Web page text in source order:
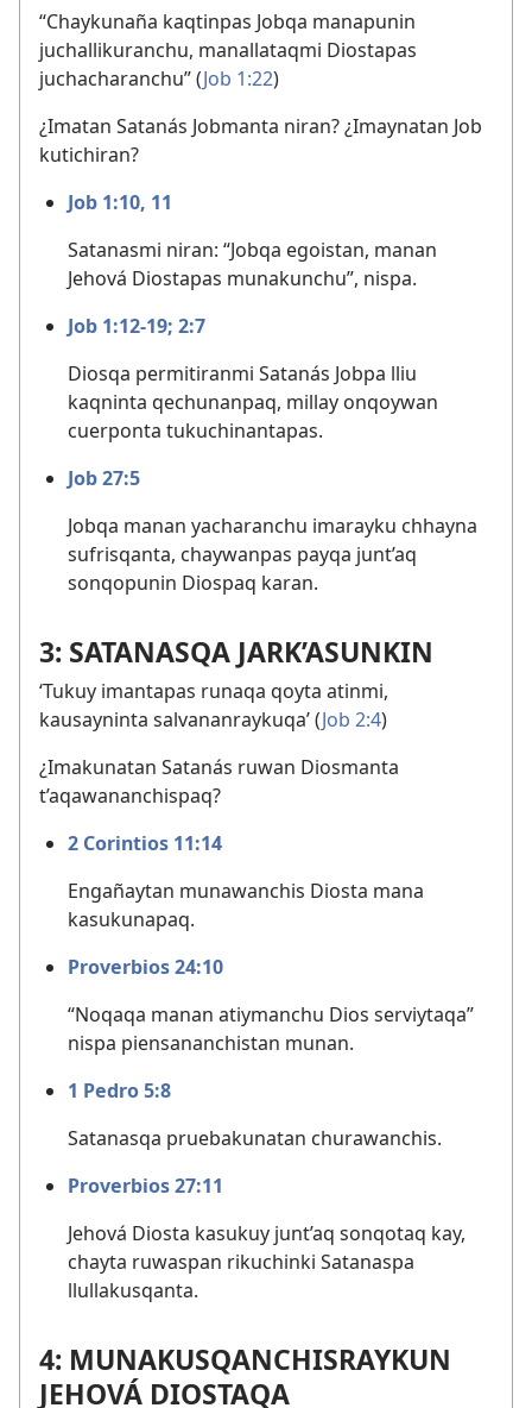
“Chaykunaña kaqtinpas Jobqa manapunin
juchallikuranchu, manallataqmi Diostapas
juchacharanchu” (Job 1:22)
¿Imatan Satanás Jobmanta niran? ¿Imaynatan Job
kutichiran?
Job 1:10, 11
Satanasmi niran: “Jobqa egoistan, manan
Jehová Diostapas munakunchu”, nispa.
Job 1:12-19; 2:7
Diosqa permitiranmi Satanás Jobpa lliu
kaqninta qechunanpaq, millay onqoywan
cuerponta tukuchinantapas.
Job 27:5
Jobqa manan yacharanchu imarayku chhayna
sufrisqanta, chaywanpas payqa junt’aq
sonqopunin Diospaq karan.
3: SATANASQA JARK’ASUNKIN
‘Tukuy imantapas runaqa qoyta atinmi,
kausayninta salvananraykuqa’ (Job 2:4)
¿Imakunatan Satanás ruwan Diosmanta
t’aqawananchispaq?
2 Corintios 11:14
Engañaytan munawanchis Diosta mana
kasukunapaq.
Proverbios 24:10
“Noqaqa manan atiymanchu Dios serviytaqa”
nispa piensananchistan munan.
1 Pedro 5:8
Satanasqa pruebakunatan churawanchis.
Proverbios 27:11
Jehová Diosta kasukuy junt’aq sonqotaq kay,
chayta ruwaspan rikuchinki Satanaspa
llullakusqanta.
4: MUNAKUSQANCHISRAYKUN
JEHOVÁ DIOSTAQA